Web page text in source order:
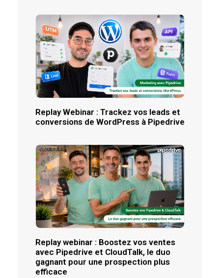
Replay Webinar : Trackez vos leads et
conversions de WordPress à Pipedrive
Replay webinar : Boostez vos ventes
avec Pipedrive et CloudTalk, le duo
gagnant pour une prospection plus
efficace